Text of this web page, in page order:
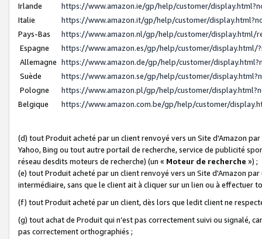
Irlande
https://www.amazon.ie/gp/help/customer/
Italie
https://www.amazon.it/gp/help/customer/
Pays-Bas
https://www.amazon.nl/gp/help/customer/display.html/
Espagne
https://www.amazon.es/gp/help/customer/display.html/
Allemagne https://www.amazon.de/gp/help/customer/
Suède
https://www.amazon.se/gp/help/customer/
Pologne
https://www.amazon.pl/gp/help/customer/
Belgique
https://www.amazon.com.be/gp/help/customer/
(d) tout Produit acheté par un client renvoyé vers un Site d'Amazon
Yahoo, Bing ou tout autre portail de recherche, service de publicité
réseau desdits moteurs de recherche) (un « Moteur de recherche ») ;
(e) tout Produit acheté par un client renvoyé vers un Site d'Amazon
intermédiaire, sans que le client ait à cliquer sur un lien ou à
(f) tout Produit acheté par un client, dès lors que ledit client ne
(g) tout achat de Produit qui n’est pas correctement suivi ou signalé,
pas correctement orthographiés ;